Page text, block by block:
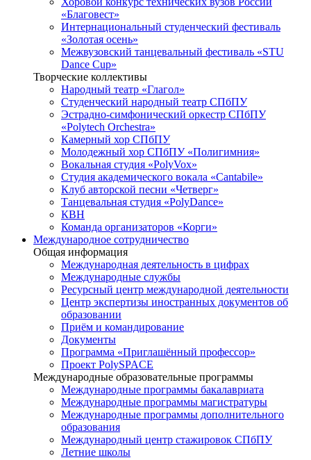
«Благовест»
Интернациональный студенческий фестиваль
«Золотая осень»
Межвузовский танцевальный фестиваль «STU
Dance Cup»
Творческие коллективы
Народный театр «Глагол»
Студенческий народный театр СПбПУ
Эстрадно-симфонический оркестр СПбПУ
«Polytech Orchestra»
Камерный хор СПбПУ
Молодежный хор СПбПУ «Полигимния»
Вокальная студия «PolyVox»
Студия академического вокала «Cantabile»
Клуб авторской песни «Четверг»
Танцевальная студия «PolyDance»
КВН
Команда организаторов «Корги»
Международное сотрудничество
Общая информация
Международная деятельность в цифрах
Международные службы
Ресурсный центр международной деятельности
Центр экспертизы иностранных документов об
образовании
Приём и командирование
Документы
Программа «Приглашённый профессор»
Проект PolySPACE
Международные образовательные программы
Международные программы бакалавриата
Международные программы магистратуры
Международные программы дополнительного
образования
Международный центр стажировок СПбПУ
Летние школы